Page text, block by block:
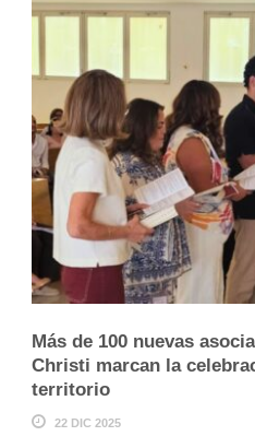
Más de 100 nuevas
Christi marcan la
territorio
22 DIC 2025